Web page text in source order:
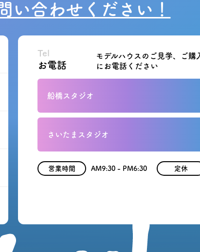
い合わせください！
Tel
お電話
モデルハウスのご見学、ご購
にお電話ください
船橋スタジオ
さいたまスタジオ
営業時間 AM9:30 - PM6:30 定休